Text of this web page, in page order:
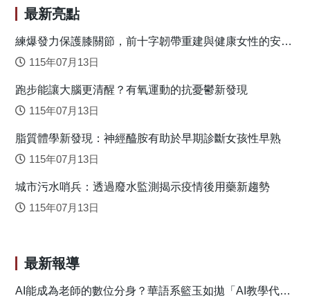
感，將更有助於提升政策的精準性與有效性。 原文出處：
Hsieh, B.-M., & Yang, C.-Y. (2024). The effects of transaction
hotspots and flipping hotspots on housing prices. International
Journal of Strategic Property Management, 28(1), 1–15.
最新亮點
練爆發力保護膝關節，前十字韌帶重建與健康女性的安全
落地關鍵
115年07月13日
跑步能讓大腦更清醒？有氧運動的抗憂鬱新發現
115年07月13日
脂質體學新發現：神經醯胺有助於早期診斷女孩性早熟
115年07月13日
城市污水哨兵：透過廢水監測揭示疫情後用藥新趨勢
115年07月13日
最新報導
AI能成為老師的數位分身？華語系籃玉如拋「AI教學代理